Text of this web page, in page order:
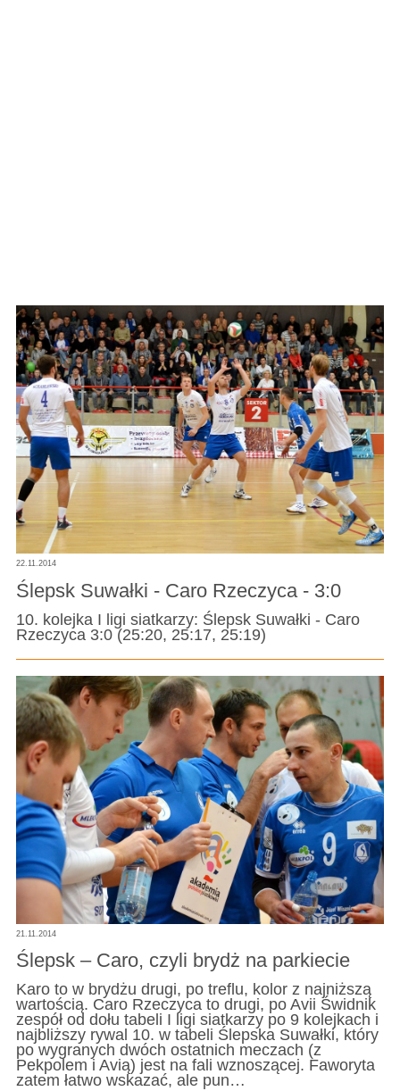
22.11.2014
Ślepsk Suwałki - Caro Rzeczyca - 3:0
10. kolejka I ligi siatkarzy: Ślepsk Suwałki - Caro
Rzeczyca 3:0 (25:20, 25:17, 25:19)
21.11.2014
Ślepsk – Caro, czyli brydż na parkiecie
Karo to w brydżu drugi, po treflu, kolor z najniższą
wartością. Caro Rzeczyca to drugi, po Avii Świdnik
zespół od dołu tabeli I ligi siatkarzy po 9 kolejkach i
najbliższy rywal 10. w tabeli Ślepska Suwałki, który
po wygranych dwóch ostatnich meczach (z
Pekpolem i Avią) jest na fali wznoszącej. Faworyta
zatem łatwo wskazać, ale pun…